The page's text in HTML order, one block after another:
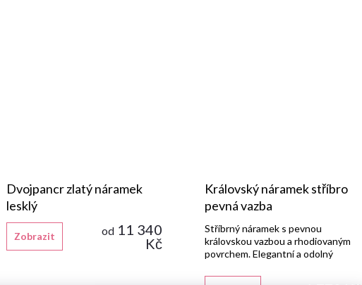
Dvojpancr zlatý náramek
lesklý
od 11 340
Kč
Zobrazit
Královský náramek stříbro
pevná vazba
Stříbrný náramek s pevnou
královskou vazbou a rhodiovaným
povrchem. Elegantní a odolný